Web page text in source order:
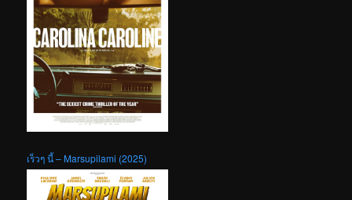
เร็วๆ นี้ – Marsupilami (2025)